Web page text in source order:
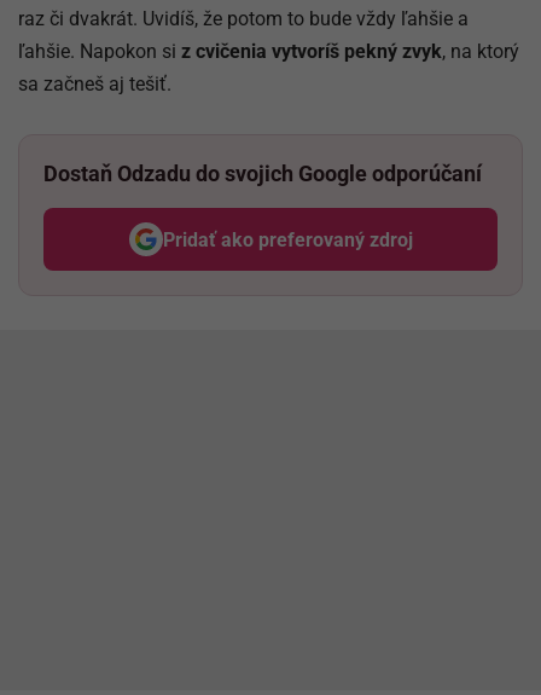
raz či dvakrát. Uvidíš, že potom to bude vždy ľahšie a
ľahšie. Napokon si z cvičenia vytvoríš pekný zvyk, na ktorý
sa začneš aj tešiť.
Dostaň Odzadu do svojich Google odporúčaní
Pridať ako preferovaný zdroj
Odzadu, odkaz sa otvorí v